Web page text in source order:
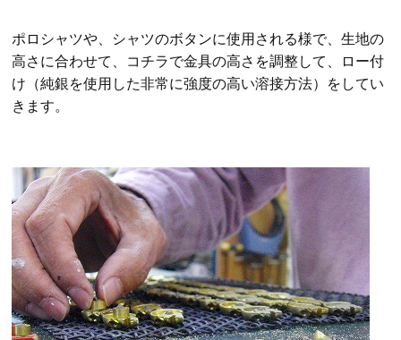
ポロシャツや、シャツのボタンに使用される様で、生地の
高さに合わせて、コチラで金具の高さを調整して、ロー付
け（純銀を使用した非常に強度の高い溶接方法）をしてい
きます。